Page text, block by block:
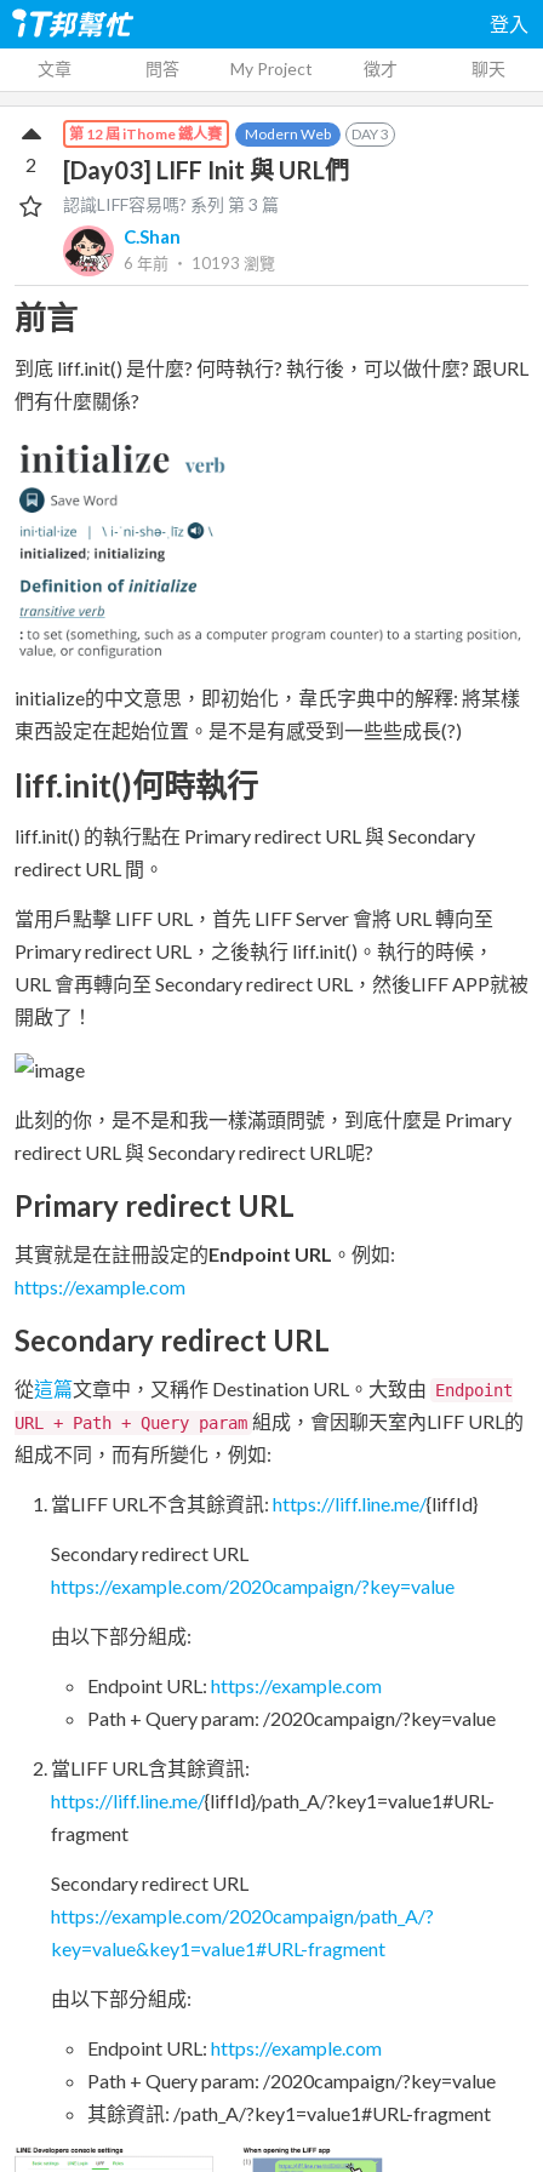
登入
文章 問答 My Project 徵才 聊天
第 12 屆 iThome 鐵人賽 Modern Web DAY3
[Day03] LIFF Init 與 URL們
認識LIFF容易嗎? 系列 第3 篇
C.Shan
6 年前 ‧ 10193 瀏覽
2
前言
到底 liff.init() 是什麼? 何時執行? 執行後，可以做什麼? 跟URL
們有什麼關係?
initialize的中文意思，即初始化，韋氏字典中的解釋: 將某樣
東西設定在起始位置。是不是有感受到一些些成長(?)
liff.init()何時執行
liff.init() 的執行點在 Primary redirect URL 與 Secondary
redirect URL 間。
當用戶點擊 LIFF URL，首先 LIFF Server 會將 URL 轉向至
Primary redirect URL，之後執行 liff.init()。執行的時候，
URL 會再轉向至 Secondary redirect URL，然後LIFF APP就被
開啟了！
此刻的你，是不是和我一樣滿頭問號，到底什麼是 Primary
redirect URL 與 Secondary redirect URL呢?
Primary redirect URL
其實就是在註冊設定的Endpoint URL 。例如:
https://example.com
Secondary redirect URL
從這篇文章中，又稱作 Destination URL。大致由 Endpoint
URL + Path + Query param 組成，會因聊天室內LIFF URL的
組成不同，而有所變化，例如:
當LIFF URL不含其餘資訊: https://liff.line.me/{liffId}
Secondary redirect URL
https://example.com/2020campaign/?key=value
由以下部分組成:
Endpoint URL: https://example.com
Path + Query param: /2020campaign/?key=value
當LIFF URL含其餘資訊:
https://liff.line.me/{liffId}/path_A/?key1=value1#URL-
fragment
Secondary redirect URL
https://example.com/2020campaign/path_A/?
key=value&key1=value1#URL-fragment
由以下部分組成:
Endpoint URL: https://example.com
Path + Query param: /2020campaign/?key=value
其餘資訊: /path_A/?key1=value1#URL-fragment